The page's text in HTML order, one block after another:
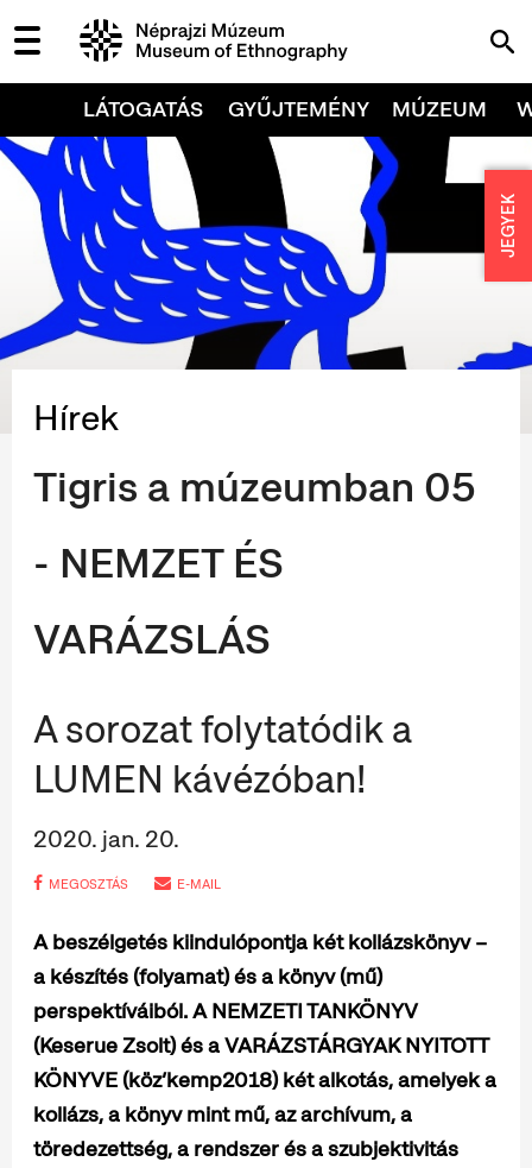
LÁTOGATÁS GYŰJTEMÉNY MÚZEUM
Hírek
Tigris a múzeumban 05
- NEMZET ÉS
VARÁZSLÁS
A sorozat folytatódik a
LUMEN kávézóban!
2020. jan. 20.
MEGOSZTÁS E-MAIL
A beszélgetés kiindulópontja két kollázskönyv –
a készítés (folyamat) és a könyv (mű)
perspektíváiból. A NEMZETI TANKÖNYV
(Keserue Zsolt) és a VARÁZSTÁRGYAK NYITOTT
KÖNYVE (köz’kemp2018) két alkotás, amelyek a
kollázs, a könyv mint mű, az archívum, a
töredezettség, a rendszer és a szubjektivitás
JEGYEK